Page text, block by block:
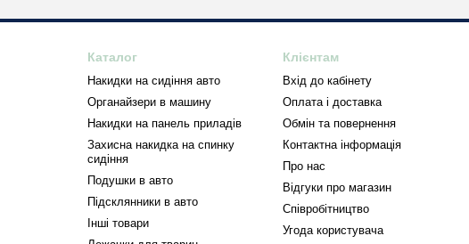
Каталог
Накидки на сидіння авто
Органайзери в машину
Накидки на панель приладів
Захисна накидка на спинку
сидіння
Подушки в авто
Підсклянники в авто
Інші товари
Клієнтам
Вхід до кабінету
Оплата і доставка
Обмін та повернення
Контактна інформація
Про нас
Відгуки про магазин
Співробітництво
Угода користувача